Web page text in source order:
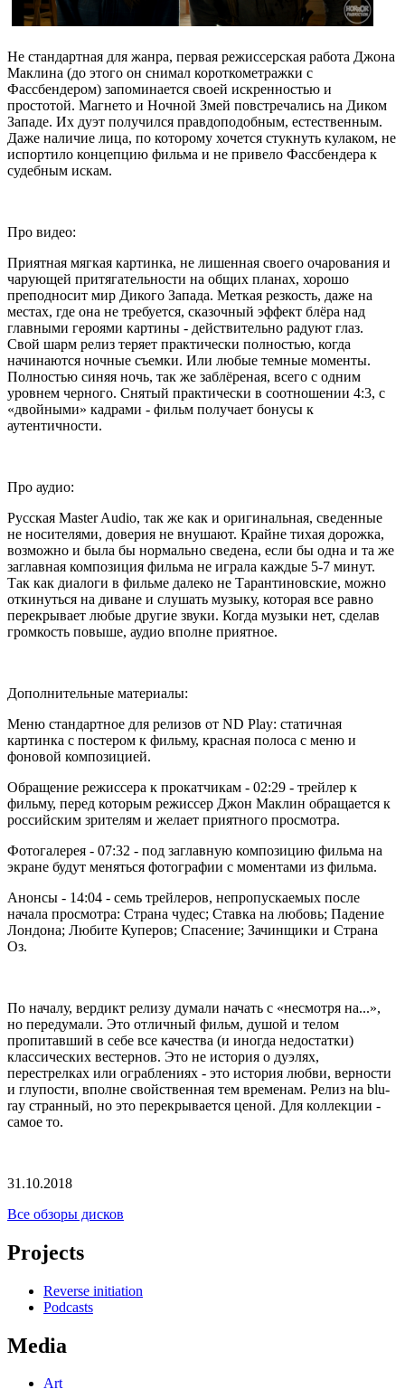
Не стандартная для жанра, первая режиссерская работа Джона
Маклина (до этого он снимал короткометражки с
Фассбендером) запоминается своей искренностью и
простотой. Магнето и Ночной Змей повстречались на Диком
Западе. Их дуэт получился правдоподобным, естественным.
Даже наличие лица, по которому хочется стукнуть кулаком, не
испортило концепцию фильма и не привело Фассбендера к
судебным искам.
Про видео:
Приятная мягкая картинка, не лишенная своего очарования и
чарующей притягательности на общих планах, хорошо
преподносит мир Дикого Запада. Меткая резкость, даже на
местах, где она не требуется, сказочный эффект блёра над
главными героями картины - действительно радуют глаз.
Свой шарм релиз теряет практически полностью, когда
начинаются ночные съемки. Или любые темные моменты.
Полностью синяя ночь, так же заблёреная, всего с одним
уровнем черного. Снятый практически в соотношении 4:3, с
«двойными» кадрами - фильм получает бонусы к
аутентичности.
Про аудио:
Русская Master Audio, так же как и оригинальная, сведенные
не носителями, доверия не внушают. Крайне тихая дорожка,
возможно и была бы нормально сведена, если бы одна и та же
заглавная композиция фильма не играла каждые 5-7 минут.
Так как диалоги в фильме далеко не Тарантиновские, можно
откинуться на диване и слушать музыку, которая все равно
перекрывает любые другие звуки. Когда музыки нет, сделав
громкость повыше, аудио вполне приятное.
Дополнительные материалы:
Меню стандартное для релизов от ND Play: статичная
картинка с постером к фильму, красная полоса с меню и
фоновой композицией.
Обращение режиссера к прокатчикам - 02:29 - трейлер к
фильму, перед которым режиссер Джон Маклин обращается к
российским зрителям и желает приятного просмотра.
Фотогалерея - 07:32 - под заглавную композицию фильма на
экране будут меняться фотографии с моментами из фильма.
Анонсы - 14:04 - семь трейлеров, непропускаемых после
начала просмотра: Страна чудес; Ставка на любовь; Падение
Лондона; Любите Куперов; Спасение; Зачинщики и Страна
Оз.
По началу, вердикт релизу думали начать с «несмотря на...»,
но передумали. Это отличный фильм, душой и телом
пропитавший в себе все качества (и иногда недостатки)
классических вестернов. Это не история о дуэлях,
перестрелках или ограблениях - это история любви, верности
и глупости, вполне свойственная тем временам. Релиз на blu-
ray странный, но это перекрывается ценой. Для коллекции -
самое то.
31.10.2018
Все обзоры дисков
Projects
Reverse initiation
Podcasts
Media
Art